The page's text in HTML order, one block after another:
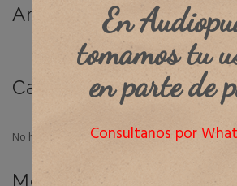
Archivos
Categorías
No hay categorías
Meta
En
tomamos tu
en parte de
Consultanos por